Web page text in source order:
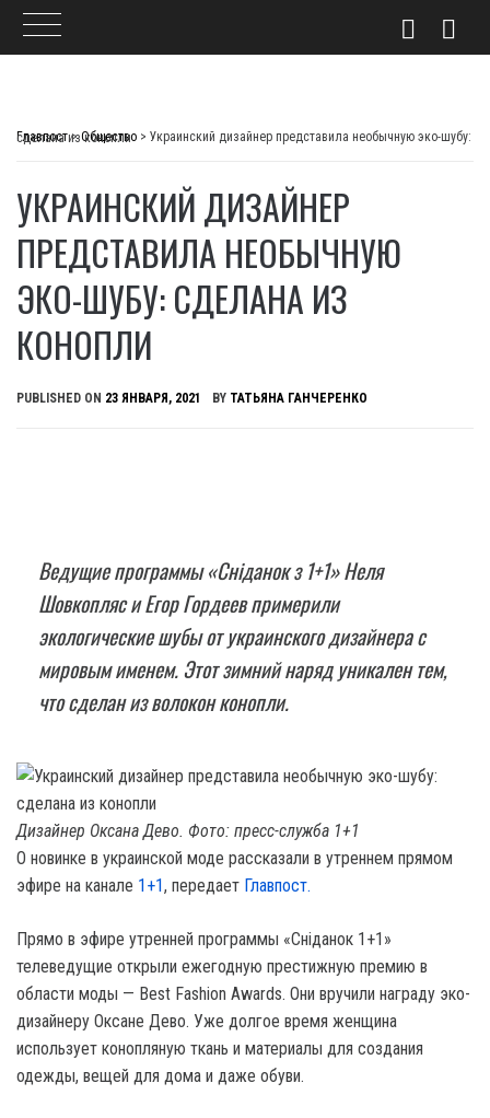
Главпост>Общество >
Украинский дизайнер представила необычную эко-шубу: сделана из конопли
УКРАИНСКИЙ ДИЗАЙНЕР
ПРЕДСТАВИЛА НЕОБЫЧНУЮ
ЭКО-ШУБУ: СДЕЛАНА ИЗ
КОНОПЛИ
PUBLISHED ON 23 ЯНВАРЯ, 2021 BY ТАТЬЯНА ГАНЧЕРЕНКО
Ведущие программы «Сніданок з 1+1» Неля
Шовкопляс и Егор Гордеев примерили
экологические шубы от украинского дизайнера с
мировым именем. Этот зимний наряд уникален тем,
что сделан из волокон конопли.
Дизайнер Оксана Дево. Фото: пресс-служба 1+1
О новинке в украинской моде рассказали в утреннем прямом
эфире на канале 1+1, передает Главпост.
Прямо в эфире утренней программы «Сніданок 1+1»
телеведущие открыли ежегодную престижную премию в
области моды — Best Fashion Awards. Они вручили награду эко-
дизайнеру Оксане Дево. Уже долгое время женщина
использует конопляную ткань и материалы для создания
одежды, вещей для дома и даже обуви.